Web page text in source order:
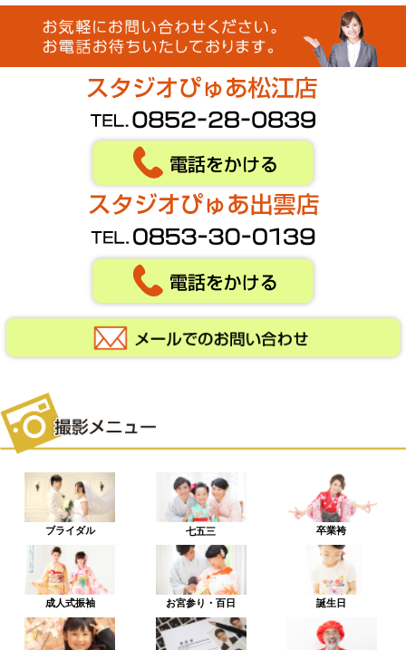
ブライダル 七五三 卒業袴
成人式振袖 お宮参り・百日 誕生日